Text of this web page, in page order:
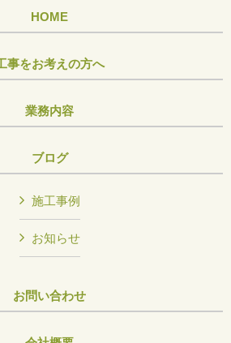
HOME
事をお考えの方へ
業務内容
ブログ
施工事例
お知らせ
お問い合わせ